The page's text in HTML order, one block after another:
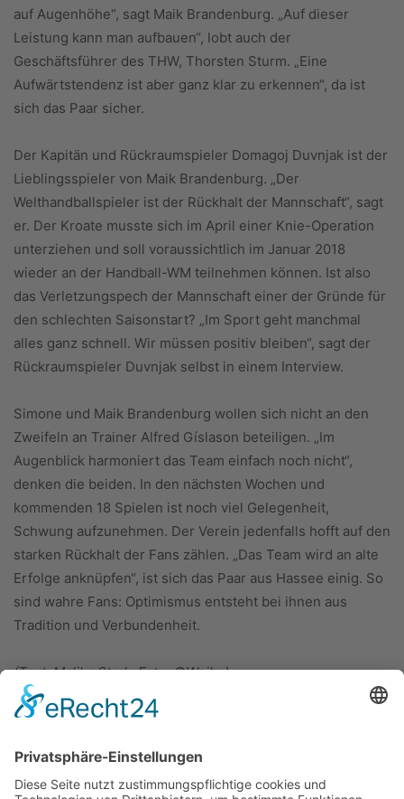
auf Augenhöhe“, sagt Maik Brandenburg. „Auf dieser
Leistung kann man aufbauen“, lobt auch der
Geschäftsführer des THW, Thorsten Sturm. „Eine
Aufwärtstendenz ist aber ganz klar zu erkennen“, da ist
sich das Paar sicher.
Der Kapitän und Rückraumspieler Domagoj Duvnjak ist der
Lieblingsspieler von Maik Brandenburg. „Der
Welthandballspieler ist der Rückhalt der Mannschaft“, sagt
er. Der Kroate musste sich im April einer Knie-Operation
unterziehen und soll voraussichtlich im Januar 2018
wieder an der Handball-WM teilnehmen können. Ist also
das Verletzungspech der Mannschaft einer der Gründe für
den schlechten Saisonstart? „Im Sport geht manchmal
alles ganz schnell. Wir müssen positiv bleiben“, sagt der
Rückraumspieler Duvnjak selbst in einem Interview.
Simone und Maik Brandenburg wollen sich nicht an den
Zweifeln an Trainer Alfred Gíslason beteiligen. „Im
Augenblick harmoniert das Team einfach noch nicht“,
denken die beiden. In den nächsten Wochen und
kommenden 18 Spielen ist noch viel Gelegenheit,
Schwung aufzunehmen. Der Verein jedenfalls hofft auf den
starken Rückhalt der Fans zählen. „Das Team wird an alte
Erfolge anknüpfen“, ist sich das Paar aus Hassee einig. So
sind wahre Fans: Optimismus entsteht bei ihnen aus
Tradition und Verbundenheit.
(Text: Malika Stark; Foto: ©Weihs)